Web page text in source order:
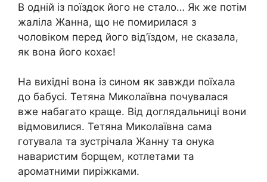
В одній із поїздок його не стало… Як же потім
жаліла Жанна, що не помирилася з
чоловіком перед його від’їздом, не сказала,
як вона його кохає!
На вихідні вона із сином як завжди поїхала
до бабусі. Тетяна Миколаївна почувалася
вже набагато краще. Від доглядальниці вони
відмовилися. Тетяна Миколаївна сама
готувала та зустрічала Жанну та онука
наваристим борщем, котлетами та
ароматними пиріжками.